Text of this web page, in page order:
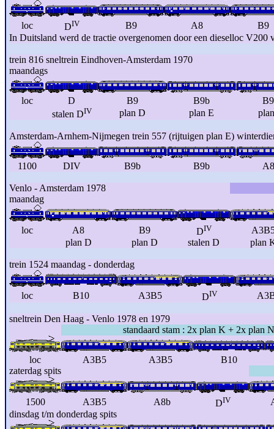
loc DIV B9 A8
B9
In Duitsland werd de tractie overgenomen door een dieselloc V200
trein 816 sneltrein Eindhoven-Amsterdam 1970
maandags
loc D B9 B9b
stalen DIV plan D plan E
Amsterdam-Arnhem-Nijmegen trein 557 (rijtuigen plan E)
1100 DIV B9b B9b
Venlo - Amsterdam 1978
maandag
loc A8 B9 DIV
plan D
plan D stalen D plan
trein 1524 maandag - donderdag
loc B10 A3B5 DIV
sneltrein Den Haag - Venlo 1978 en 1979
standaard stam : 2x plan K + 2x plan N
loc A3B5 A3B5
B10
zaterdag spits
1500 A3B5 A8b DIV
dinsdag t/m donderdag spits